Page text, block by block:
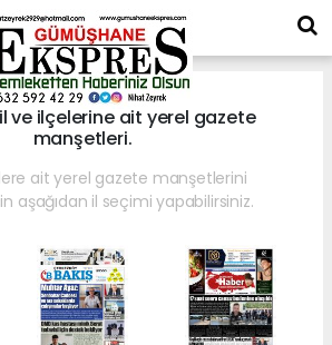
il ve ilçelerine ait yerel gazete
manşetleri.
ait yerel gazete manşetlerini
aşağıdan il seçimi yapabilirsiniz.